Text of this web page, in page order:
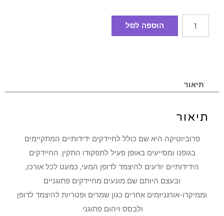
הוספה לסל
תיאור
תיאור
פרוביוטיקה היא שם כולל לחיידקים ידידותיים המתקיימים
בגופנו ומסייעים באופן פעיל לתפקודו התקין. החיידקים
הידידותיים יודעים להיצמד לדופן המעי, כמעט לכל אורכו,
ובעצם היותם שם מונעים מחיידקים פתוגניים
וממיקרו-אורגניזמים אחרים כגון שמרים ופטריות להיצמד לדופן
ולבסס זיהום פתוגני.